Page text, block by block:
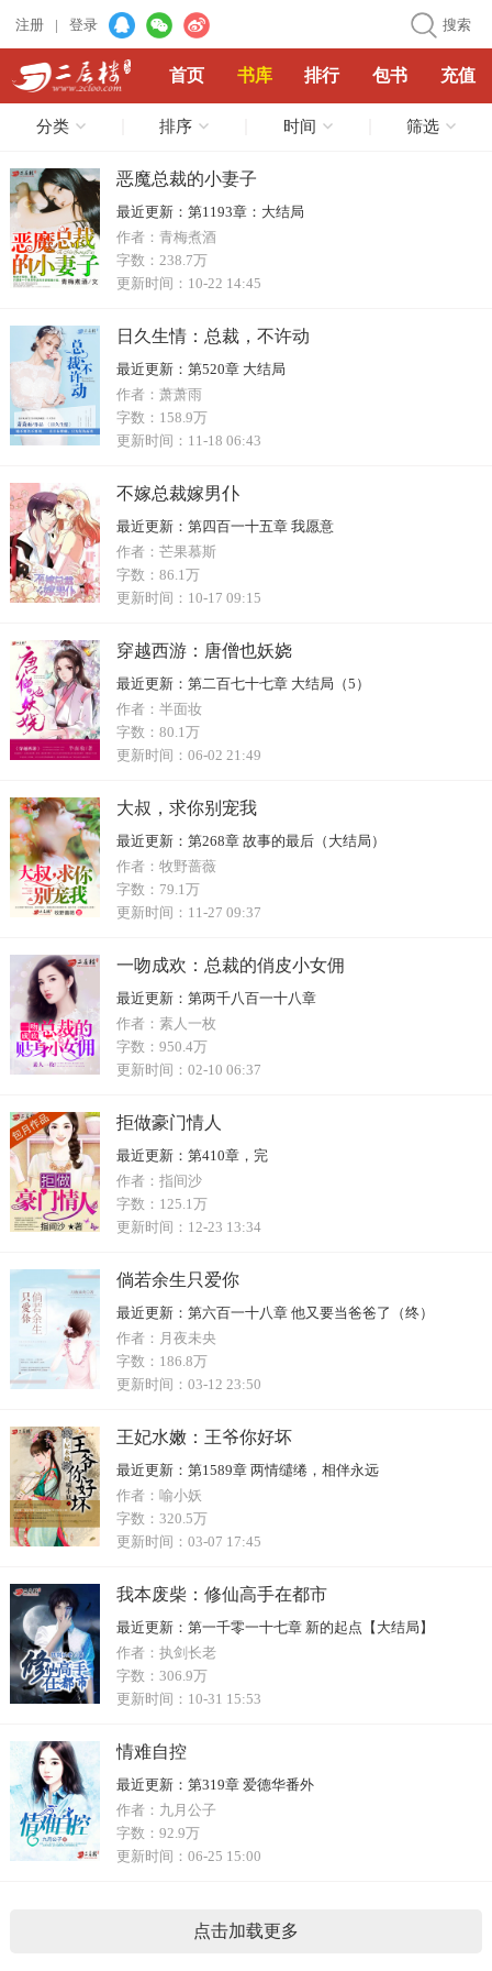
注册 | 登录 搜索
首页 书库 排行 包书 充值
分类 排序 时间 筛选
恶魔总裁的小妻子
最近更新： 第1193章：大结局
作者： 青梅煮酒
字数： 238.7万
更新时间： 10-22 14:45
日久生情：总裁，不许动
最近更新：
第520章 大结局
作者： 萧萧雨
字数： 158.9万
更新时间： 11-18 06:43
不嫁总裁嫁男仆
最近更新： 第四百一十五章 我愿意
作者： 芒果慕斯
字数： 86.1万
更新时间： 10-17 09:15
穿越西游：唐僧也妖娆
最近更新： 第二百七十七章 大结局（5）
作者： 半面妆
字数： 80.1万
更新时间： 06-02 21:49
大叔，求你别宠我
最近更新： 第268章 故事的最后（大结局）
作者： 牧野蔷薇
字数： 79.1万
更新时间： 11-27 09:37
一吻成欢：总裁的俏皮小女佣
最近更新： 第两千八百一十八章
作者： 素人一枚
字数： 950.4万
更新时间： 02-10 06:37
拒做豪门情人
最近更新： 第410章，完
作者： 指间沙
字数： 125.1万
更新时间： 12-23 13:34
倘若余生只爱你
最近更新： 第六百一十八章 他又要当爸爸了（终）
作者： 月夜未央
字数： 186.8万
更新时间： 03-12 23:50
王妃水嫩：王爷你好坏
最近更新： 第1589章 两情缱绻，相伴永远
作者： 喻小妖
字数： 320.5万
更新时间： 03-07 17:45
我本废柴：修仙高手在都市
最近更新： 第一千零一十七章 新的起点【大结局】
作者： 执剑长老
字数： 306.9万
更新时间： 10-31 15:53
情难自控
最近更新： 第319章 爱德华番外
作者： 九月公子
字数： 92.9万
更新时间： 06-25 15:00
点击加载更多